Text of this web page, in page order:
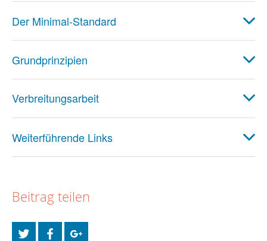
Der Minimal-Standard
Grundprinzipien
Verbreitungsarbeit
Weiterführende Links
Beitrag teilen